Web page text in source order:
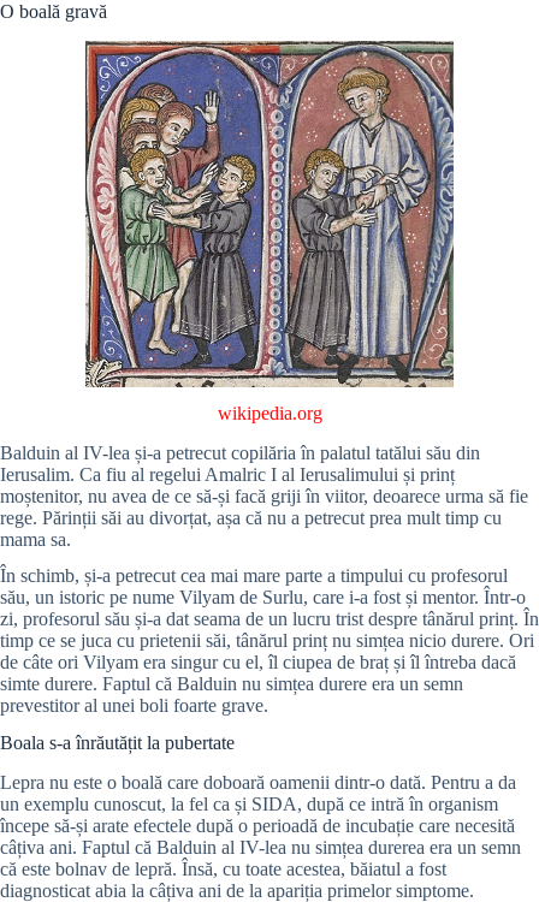
O boală gravă
wikipedia.org
Balduin al IV-lea și-a petrecut copilăria în palatul tatălui său din
Ierusalim. Ca fiu al regelui Amalric I al Ierusalimului și prinț
moștenitor, nu avea de ce să-și facă griji în viitor, deoarece urma să fie
rege. Părinții săi au divorțat, așa că nu a petrecut prea mult timp cu
mama sa.
În schimb, și-a petrecut cea mai mare parte a timpului cu profesorul
său, un istoric pe nume Vilyam de Surlu, care i-a fost și mentor. Într-o
zi, profesorul său și-a dat seama de un lucru trist despre tânărul prinț. În
timp ce se juca cu prietenii săi, tânărul prinț nu simțea nicio durere. Ori
de câte ori Vilyam era singur cu el, îl ciupea de braț și îl întreba dacă
simte durere. Faptul că Balduin nu simțea durere era un semn
prevestitor al unei boli foarte grave.
Boala s-a înrăutățit la pubertate
Lepra nu este o boală care doboară oamenii dintr-o dată. Pentru a da
un exemplu cunoscut, la fel ca și SIDA, după ce intră în organism
începe să-și arate efectele după o perioadă de incubație care necesită
câțiva ani. Faptul că Balduin al IV-lea nu simțea durerea era un semn
că este bolnav de lepră. Însă, cu toate acestea, băiatul a fost
diagnosticat abia la câțiva ani de la apariția primelor simptome.